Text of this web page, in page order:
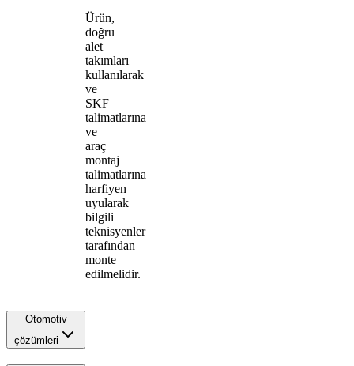
Ürün,
doğru
alet
takımları
kullanılarak
ve
SKF
talimatlarına
ve
araç
montaj
talimatlarına
harfiyen
uyularak
bilgili
teknisyenler
tarafından
monte
edilmelidir.
Otomotiv
çözümleri